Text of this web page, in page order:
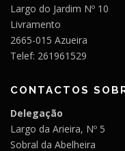
Largo do Jardim Nº 10
Livramento
2665-015 Azueira
Telef: 261961529
CONTACTOS
Delegação
Largo da Arieira, Nº 5
Sobral da Abelheira